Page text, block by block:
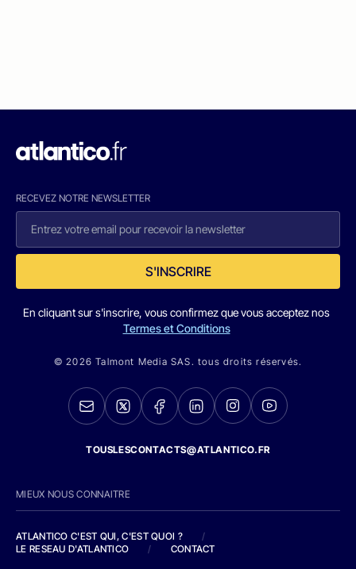
RECEVEZ NOTRE NEWSLETTER
S'INSCRIRE
En cliquant sur s'inscrire, vous confirmez que vous acceptez nos
Termes et Conditions
© 2026 Talmont Media SAS. tous droits réservés.
TOUSLESCONTACTS@ATLANTICO.FR
MIEUX NOUS CONNAITRE
ATLANTICO C'EST QUI, C'EST QUOI ?
/
LE RESEAU D'ATLANTICO
/ CONTACT